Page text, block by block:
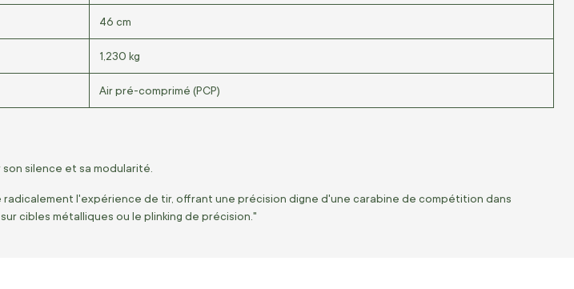
46 cm
1,230 kg
Air pré-comprimé (PCP)
silence et sa modularité.
l'expérience de tir, offrant une précision digne d'une carabine de compétition dans
cibles métalliques ou le plinking de précision."